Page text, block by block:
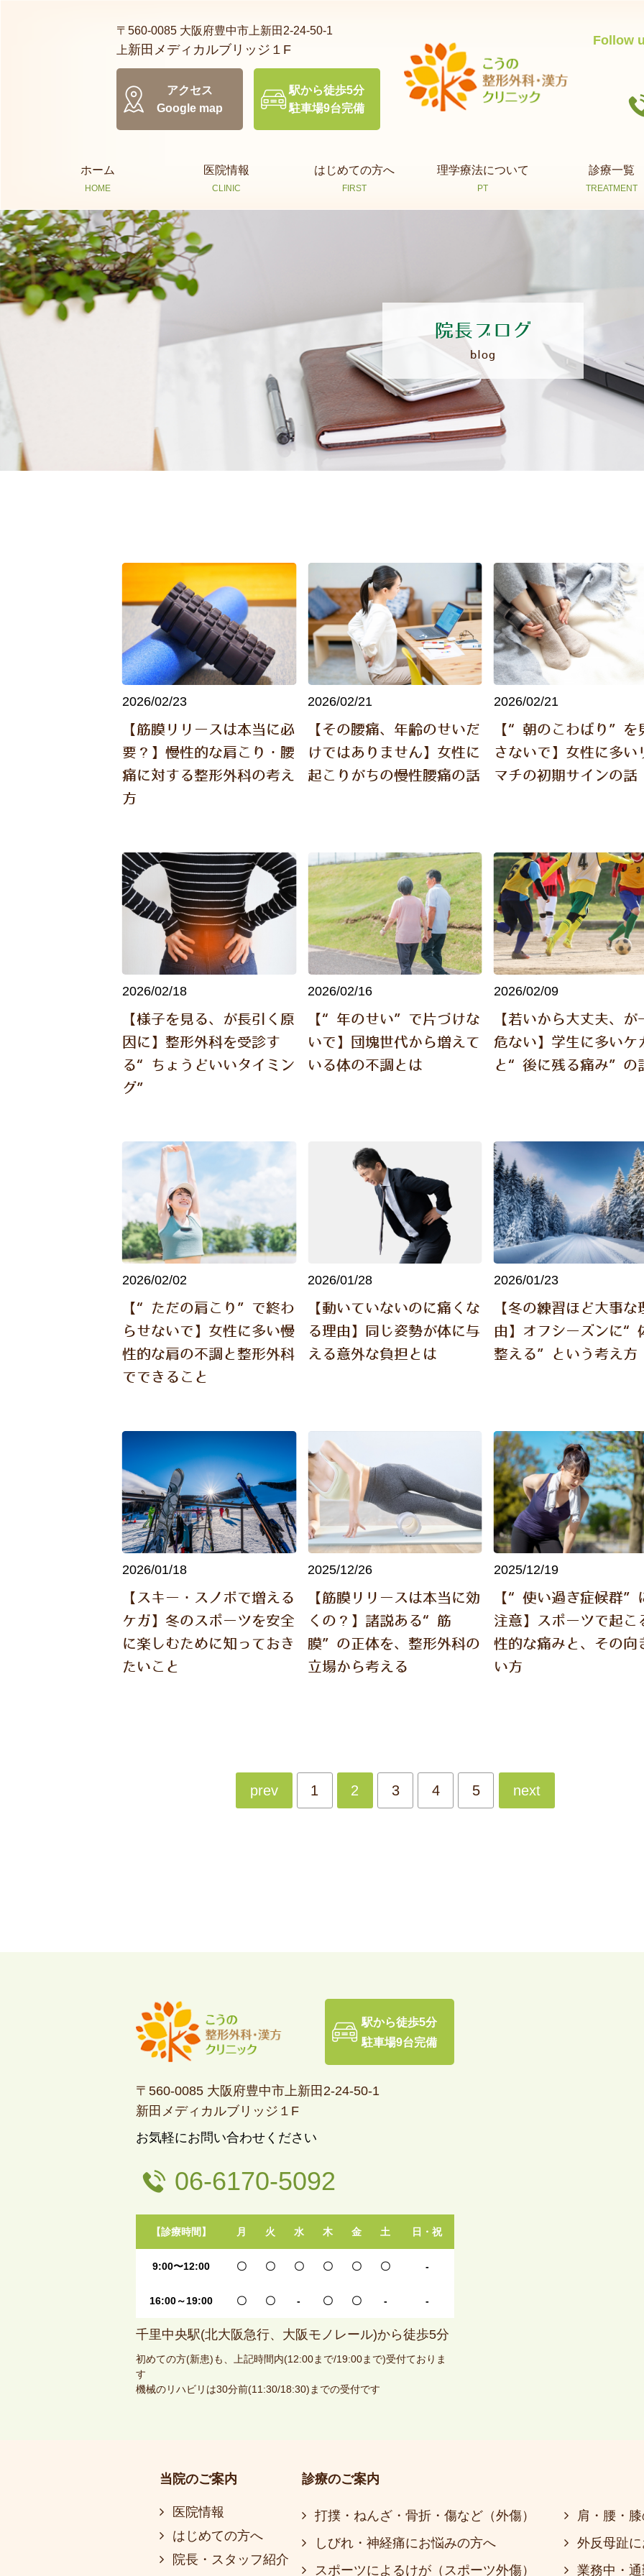
〒560-0085 大阪府豊中市上新田2-24-50-1
上新田メディカルブリッジ１F
アクセス
Google map
駅から徒歩5分
駐車場9台完備
Follow
ホーム
HOME
医院情報
CLINIC
はじめての方へ
FIRST
理学療法について
PT
診療一覧
TREATMENT
院長ブログ
blog
2026/02/23
【筋膜リリースは本当に必
要？】慢性的な肩こり・腰
痛に対する整形外科の考え
方
2026/02/21
【その腰痛、年齢のせいだ
けではありません】女性に
起こりがちの慢性腰痛の話
2026/02/21
【“朝のこわばり”を
さないで】女性に多い
マチの初期サインの話
2026/02/18
【様子を見る、が長引く原
因に】整形外科を受診す
る“ちょうどいいタイミン
グ”
2026/02/16
【“年のせい”で片づけな
いで】団塊世代から増えて
いる体の不調とは
2026/02/09
【若いから大丈夫、が
危ない】学生に多いケ
と“後に残る痛み”の
2026/02/02
【“ただの肩こり”で終わ
らせないで】女性に多い慢
性的な肩の不調と整形外科
でできること
2026/01/28
【動いていないのに痛くな
る理由】同じ姿勢が体に与
える意外な負担とは
2026/01/23
【冬の練習ほど大事な
由】オフシーズンに“
整える”という考え方
2026/01/18
【スキー・スノボで増える
ケガ】冬のスポーツを安全
に楽しむために知っておき
たいこと
2025/12/26
【筋膜リリースは本当に効
くの？】諸説ある“筋
膜”の正体を、整形外科の
立場から考える
2025/12/19
【“使い過ぎ症候群”
注意】スポーツで起こ
性的な痛みと、その向
い方
prev 1 2 3 4 5 next
駅から徒歩5分
駐車場9台完備
〒560-0085 大阪府豊中市上新田2-24-50-1
新田メディカルブリッジ１F
お気軽にお問い合わせください
06-6170-5092
【診療時間】 月 火 水 木 金 土 日・祝
9:00〜12:00 〇 〇 〇 〇 〇 〇 -
16:00～19:00 〇 〇 - 〇 〇 - -
千里中央駅(北大阪急行、大阪モノレール)から徒歩5分
初めての方(新患)も、上記時間内(12:00まで/19:00まで)受付ておりま
す
機械のリハビリは30分前(11:30/18:30)までの受付です
当院のご案内
医院情報
はじめての方へ
院長・スタッフ紹介
診療のご案内
打撲・ねんざ・骨折・傷など（外傷）
肩・腰・
しびれ・神経痛にお悩みの方へ
外反母趾
スポーツによるけが（スポーツ外傷）
業務中・